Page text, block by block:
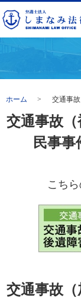
ホーム 交通事故
交通事故（
民事事
こち
交通事故（